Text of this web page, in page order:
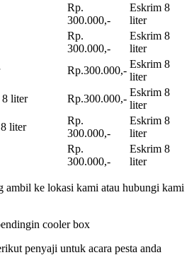
Rp.
300.000,-
Eskrim 8
liter
Rp.
300.000,-
Eskrim 8
liter
Rp.300.000,-
Eskrim 8
liter
liter
Rp.300.000,-
Eskrim 8
liter
liter
Rp.
300.000,-
Eskrim 8
liter
Rp.
300.000,-
Eskrim 8
liter
ambil ke lokasi kami atau hubungi kami
penyaji untuk acara pesta anda